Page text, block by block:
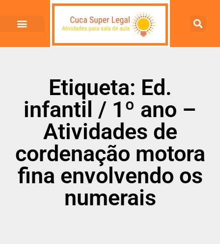
Etiqueta: Ed.
infantil / 1º ano –
Atividades de
cordenação motora
fina envolvendo os
numerais